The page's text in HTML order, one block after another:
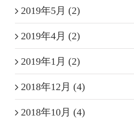
2019年5月 (2)
2019年4月 (2)
2019年1月 (2)
2018年12月 (4)
2018年10月 (4)